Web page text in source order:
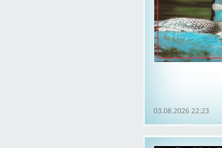
03.08.2026 22:23